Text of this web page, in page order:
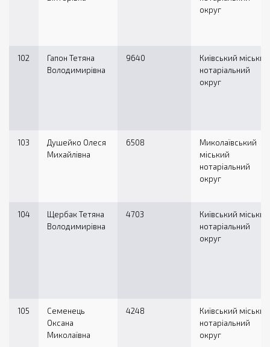
округ
102
Гапон Тетяна
Володимирівна
9640
Київський міський
нотаріальний
округ
103
Душейко Олеся
Михайлівна
6508
Миколаївський
міський
нотаріальний
округ
104
Щербак Тетяна
Володимирівна
4703
Київський міський
нотаріальний
округ
105
Семенець
Оксана
Миколаївна
4248
Київський міський
нотаріальний
округ